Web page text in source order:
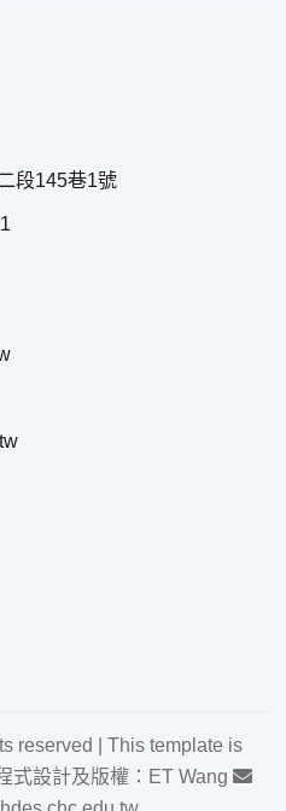
段145巷1號
reserved | This template is
式設計及版權：ET Wang